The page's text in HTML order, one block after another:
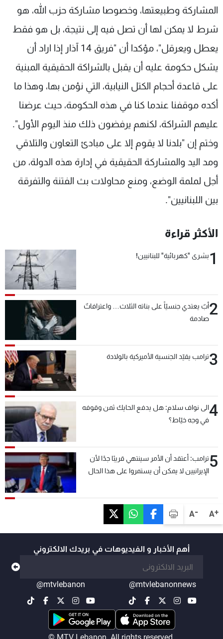
A+
A-
المشاركة وطبيعتها، وخصوصا مشاركة حزب الله، هو
شرط لا يمكن لها أن تصل فيه إلى نتيجة، بل هو فقط
يعطل ويعرقل"، مؤكدا أن "فريق 14 آذار إذا اراد أن
يشكل حكومة عليه أن يقبل بالشراكة الحقيقية المبنية
على قاعدة أحجام الكتل النيابية، التي نؤمن بها، وهذا ما
أكده موقفنا عندما كنا في هذه الحكومة، حيث عرضنا
عليهم الشراكة، لكنهم يرفضون ذلك منذ اليوم الأول".
وختم إن "بلدنا لا يقوم إلا على مبادئ التعاون والتلاقي
ومد اليد والمشاركة الحقيقية في إدارة هذه الدولة، من
أجل لملمة الوضع، ومنع محاولات بث الفتنة والتفرقة
بين اللبنانيين".
الأكثر قراءة
1بشرى "كهربائية" للبنانيين!
2أبٌ يعتدي جنسيّاً على بناته الثلاث… واعترافاتٌ
صادمة
3ترامب يقيّد الجنسية الأميركية بالولادة
4الى نواف سلام: هل يدفع الحايك ثمن وقوفه
في وجه خيّاط؟
5ترامب: أعتقد أن الأمر سينتهي قريبًا جدًا لأن
الإيرانيين لا يمكن أن يستمروا على هذا الحال
أهم الأخبار و الفيديوهات في بريدك الالكتروني
@mtvlebanonnews
@mtvlebanon